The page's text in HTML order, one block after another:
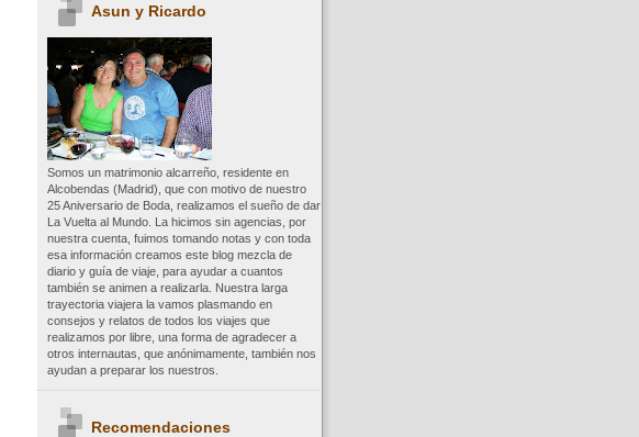
Asun y Ricardo
Somos un matrimonio alcarreño, residente en
Alcobendas (Madrid), que con motivo de nuestro
25 Aniversario de Boda, realizamos el sueño de dar
La Vuelta al Mundo. La hicimos sin agencias, por
nuestra cuenta, fuimos tomando notas y con toda
esa información creamos este blog mezcla de
diario y guía de viaje, para ayudar a cuantos
también se animen a realizarla. Nuestra larga
trayectoria viajera la vamos plasmando en
consejos y relatos de todos los viajes que
realizamos por libre, una forma de agradecer a
otros internautas, que anónimamente, también nos
ayudan a preparar los nuestros.
Recomendaciones